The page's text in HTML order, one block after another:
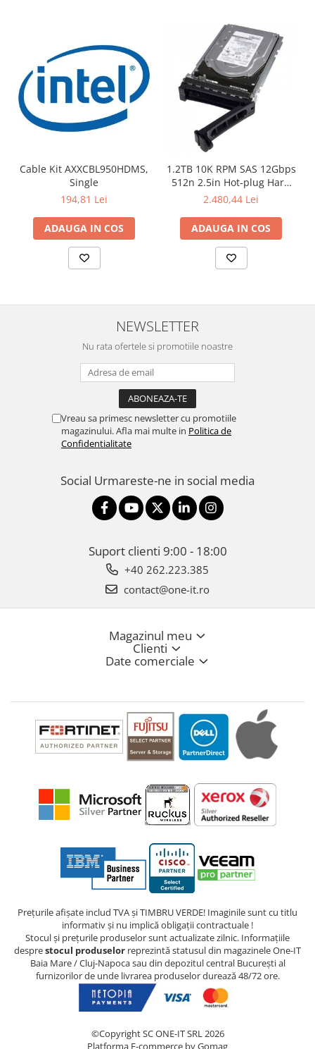
Cable Kit AXXCBL950HDMS,
Single
194,81 Lei
ADAUGA IN COS
1.2TB 10K RPM SAS 12Gbps
512n 2.5in Hot-plug Hard
Drive, CK
2.480,44 Lei
ADAUGA IN COS
NEWSLETTER
Nu rata ofertele si promotiile noastre
Vreau sa primesc newsletter cu promotiile
magazinului. Afla mai multe in Politica de
Confidentialitate
Social Urmareste-ne in social media
Suport clienti 9:00 - 18:00
+40 262.223.385
contact@one-it.ro
Magazinul meu
Clienti
Date comerciale
Prețurile afișate includ TVA și TIMBRU VERDE! Imaginile sunt cu titlu
informativ și nu implică obligații contractuale !
Stocul și prețurile produselor sunt actualizate zilnic. Informațiile
desprestocul produselor reprezintă statusul din magazinele One-IT
Baia Mare / Cluj-Napoca sau din depozitul central București al
furnizorilor de unde livrarea produselor durează 48/72 ore.
©Copyright SC ONE-IT SRL 2026
Platforma E-commerce by Gomag